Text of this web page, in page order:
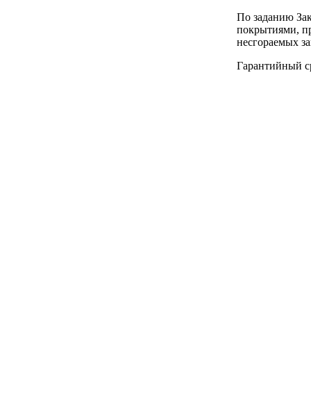
По заданию
покрытиями,
несгораемых
Гарантийный